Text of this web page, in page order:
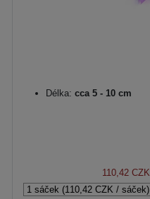
Délka: cca 5 - 10 cm
110,42 CZK